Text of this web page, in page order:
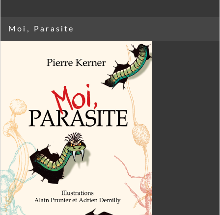
Moi, Parasite